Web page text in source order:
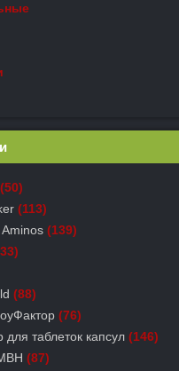
(50)
(113)
(139)
(88)
(76)
для таблеток капсул (146)
(87)